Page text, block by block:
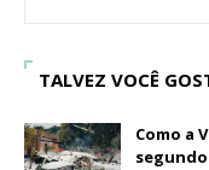
TALVEZ VOCÊ
Como a